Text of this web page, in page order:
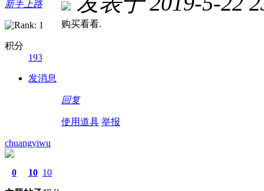
新手上路
积分
193
发消息
购买看看.
回复
使用道具 举报
chuangyiwu
0 10 10